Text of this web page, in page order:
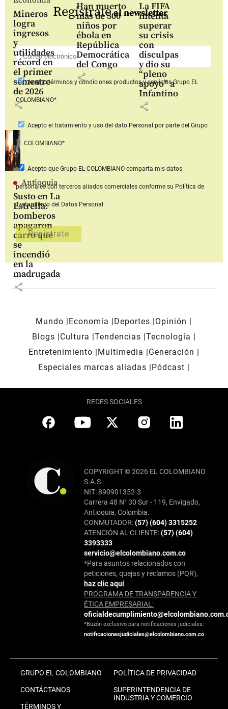
Mineros
logra
ingresos
y
utilidades
récord en
el primer
semestre
de 2026
share
Han muerto
más de 300
niños por
ébola en
República
Democrática
del Congo
share
La FIFA
intenta
superar
su crisis
con
disculpas
y dio su
“pleno
apoyo” a
Infantino
share
Antioquia
Susto en La
Estrella:
bomberos
apagaron
carro que
se
incendió
en la
madrugada
share
Regístrateal newsletter
Aceptotérminos y condiciones productos y serviciosGrupo EL
COLOMBIANO*
Acepto el tratamiento y uso del dato Personal por parte del Grupo
EL COLOMBIANO*
Acepto que Grupo EL COLOMBIANOcomparta mis datos
personales con terceros aliados comerciales conforme su Política de
Tratamiento del Datos Personal.
Mundo Economía Deportes
Opinión
Blogs
Cultura Tendencias Tecnología
Entretenimiento
Multimedia
Generación
Especiales marcas aliadas
Pódcast
REDES SOCIALES
COPYRIGHT © 2026 EL COLOMBIANO
S.A.S
NIT: 890901352-3
Carrera 48 N° 30 Sur - 119, Envigado,
Antioquia, Colombia.
CONMUTADOR:(57) (604) 3315252
ATENCIÓN AL CLIENTE:(57) (604)
3393333
servicio@elcolombiano.com.co
*Para asuntos relacionados con
peticiones, quejas y reclamos (PQR),
haz clic aquí
PROGRAMA DE TRANSPARENCIA Y
ÉTICA EMPRESARIAL:
*Buzón exclusivo para notificaciones judiciales:
notificacionesjudiciales@elcolombiano.com.co
GRUPO EL COLOMBIANO
CONTÁCTANOS
TÉRMINOS Y
POLÍTICA DE PRIVACIDAD
SUPERINTENDENCIA DE
INDUSTRIA Y COMERCIO